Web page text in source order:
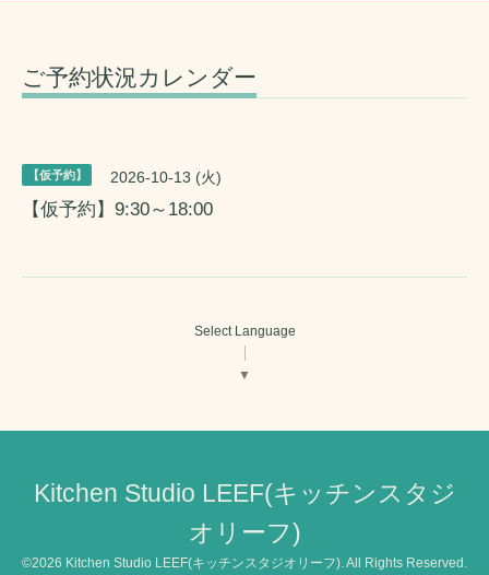
ご予約状況カレンダー
【仮予約】 2026-10-13 (火)
【仮予約】9:30～18:00
Select Language
▼
Kitchen Studio LEEF(キッチンスタジ
オリーフ)
©2026 Kitchen Studio LEEF(キッチンスタジオリーフ) . All Rights Reserved.